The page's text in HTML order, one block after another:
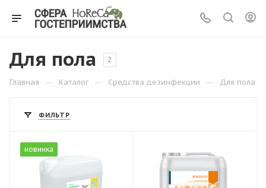
Для пола 2
Главная — Каталог — Средства дезинфекции — Для пола
ФИЛЬТР
новинка